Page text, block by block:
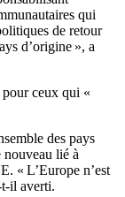
qui
de retour
d’origine », a
pour ceux qui «
des pays
nouveau lié à
« L’Europe n’est
t-il averti.